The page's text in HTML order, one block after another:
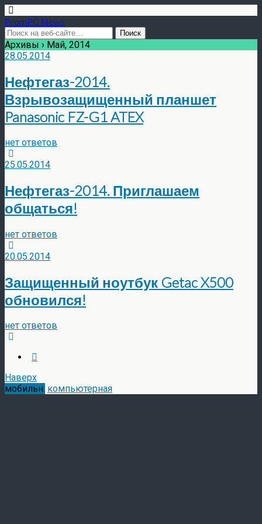
PromPC News
Архивы › Май, 2014
28.05.2014
Нефтегаз-2014.
Взрывозащищенный планшет
Panasonic FZ-G1 ATEX
нет ответов
25.05.2014
Нефтегаз-2014. Приглашаем
общаться!
нет ответов
20.05.2014
Защищенный ноутбук Getac X500
обновился!
нет ответов
Наверх
мобильн. компьютерная